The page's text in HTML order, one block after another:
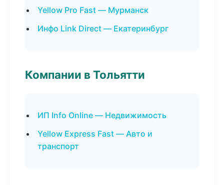
Yellow Pro Fast — Мурманск
Инфо Link Direct — Екатеринбург
Компании в Тольятти
ИП Info Online — Недвижимость
Yellow Express Fast — Авто и
транспорт